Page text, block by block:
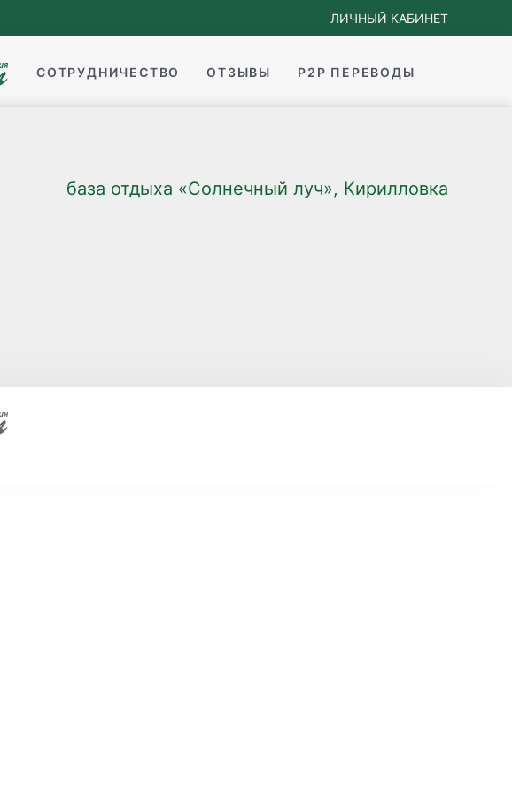
ЛИЧНЫЙ КАБИНЕТ
СОТРУДНИЧЕСТВО ОТЗЫВЫ P2P ПЕРЕВОДЫ
база отдыха «Солнечный луч», Кирилловка